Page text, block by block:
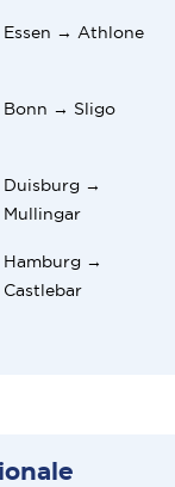
Essen → Athlone
Bonn → Sligo
Duisburg →
Mullingar
Hamburg →
Castlebar